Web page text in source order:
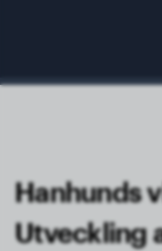
Hanhunds
Utveckling